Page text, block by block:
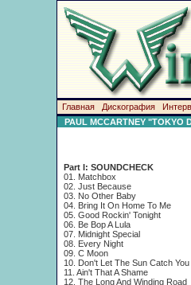
Главная Дискография
PAUL MCCARTNEY "TOKYO
Part I: SOUNDCHECK
01. Matchbox
02. Just Because
03. No Other Baby
04. Bring It On Home To Me
05. Good Rockin' Tonight
06. Be Bop A Lula
07. Midnight Special
08. Every Night
09. C Moon
10. Don't Let The Sun Catch
11. Ain't That A Shame
12. The Long And Winding Road